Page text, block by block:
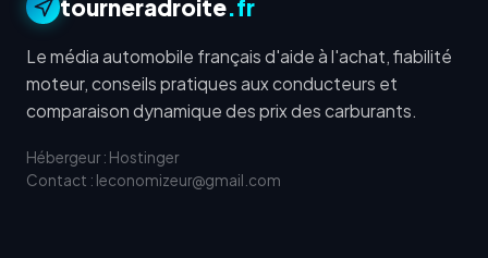
tourneradroite.fr
Le média automobile français d'aide à l'achat, fiabilité
moteur, conseils pratiques aux conducteurs et
comparaison dynamique des prix des carburants.
Hébergeur : Hostinger
Contact : leconomizeur@gmail.com